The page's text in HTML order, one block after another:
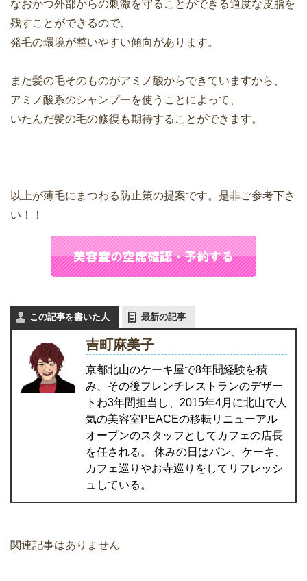
なおかつ外部からの刺激を守ることができる適度な皮脂を
残すことができるので、
発毛の環境が整いやすい傾向があります。
また髪の毛そのものがアミノ酸からできていますから、
アミノ酸系のシャンプーを使うことによって、
いたんだ髪の毛の修復も期待することができます。
以上が薄毛にまつわる防止策の提案です。是非ご参考下さ
い！！
この記事を書いた人 最新の記事
吉町麻美子
京都北山のケーキ屋で8年間経験を積
み、その後フレンチレストランのデザー
トわ3年間担当し、2015年4月に北山で人
気の美容室PEACEの移転リニューアル
オープンのスタッフとしてカフェの店長
を任される。 休みの日はパン、ケーキ、
カフェ巡りやお寺巡りをしてリフレッシ
ュしている。
関連記事はありません